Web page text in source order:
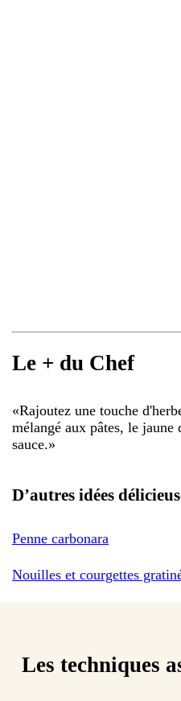
Le + du Chef
«Rajoutez une touche
mélangé aux pâtes, le
sauce.»
D’autres idées
Penne carbonara
Nouilles et courgettes
Les techniques